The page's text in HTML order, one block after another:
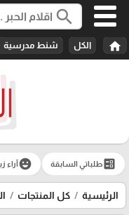
search
home الكل شنط مدرسية
ballotطلباتي السابقة emoji_emotionsآراء
الرئيسية كل المنتجات